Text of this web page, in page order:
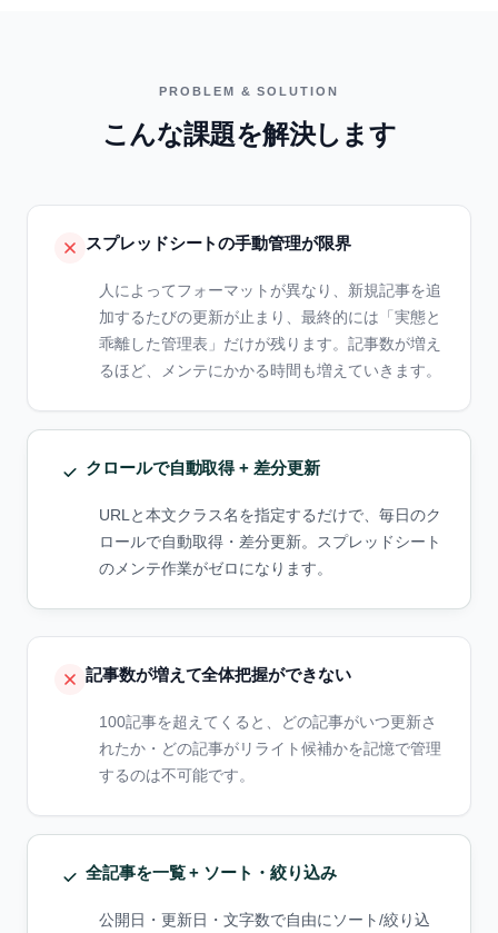
PROBLEM & SOLUTION
こんな課題を解決します
スプレッドシートの手動管理が限界
人によってフォーマットが異なり、新規記事を追
加するたびの更新が止まり、最終的には「実態と
乖離した管理表」だけが残ります。記事数が増え
るほど、メンテにかかる時間も増えていきます。
クロールで自動取得 + 差分更新
URLと本文クラス名を指定するだけで、毎日のク
ロールで自動取得・差分更新。スプレッドシート
のメンテ作業がゼロになります。
記事数が増えて全体把握ができない
100記事を超えてくると、どの記事がいつ更新さ
れたか・どの記事がリライト候補かを記憶で管理
するのは不可能です。
全記事を一覧 + ソート・絞り込み
公開日・更新日・文字数で自由にソート/絞り込